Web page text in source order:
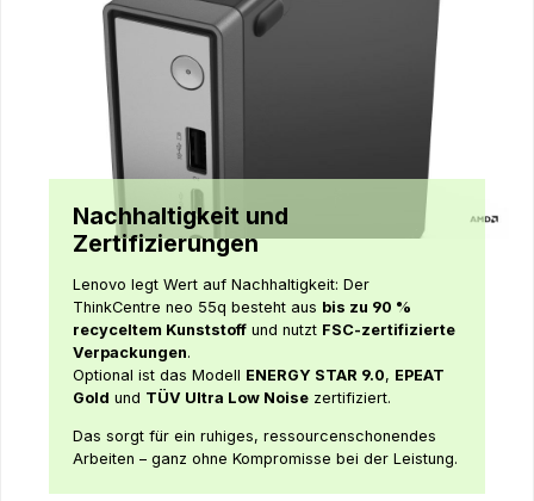
Nachhaltigkeit und
Zertifizierungen
Lenovo legt Wert auf Nachhaltigkeit: Der
ThinkCentre neo 55q besteht aus bis zu 90 %
recyceltem Kunststoff und nutzt FSC-zertifizierte
Verpackungen.
Optional ist das Modell ENERGY STAR 9.0, EPEAT
Gold und TÜV Ultra Low Noise zertifiziert.
Das sorgt für ein ruhiges, ressourcenschonendes
Arbeiten – ganz ohne Kompromisse bei der Leistung.